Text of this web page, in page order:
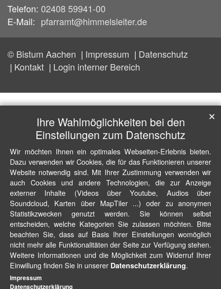
Telefon: 02408 59941-00
E-Mail: pfarramt@himmelsleiter.de
© Bistum Aachen Impressum
Datenschutz
Kontakt
Login interner Bereich
Ihre Wahlmöglichkeiten bei den
Einstellungen zum Datenschutz
Wir möchten Ihnen ein optimales Webseiten-Erlebnis bieten.
Dazu verwenden wir Cookies, die für das Funktionieren unserer
Website notwendig sind. Mit Ihrer Zustimmung verwenden wir
auch Cookies und andere Technologien, die zur Anzeige
externer Inhalte (Videos über Youtube, Audios über
Soundcloud, Karten über MapTiler ...) oder zu anonymen
Statistikzwecken genutzt werden. Sie können selbst
entscheiden, welche Kategorien Sie zulassen möchten. Bitte
beachten Sie, dass auf Basis Ihrer Einstellungen womöglich
nicht mehr alle Funktionalitäten der Seite zur Verfügung stehen.
Weitere Informationen und die Möglichkeit zum Widerruf Ihrer
Einwillung finden Sie in unserer Datenschutzerklärung.
✕
Impressum
Datenschutzerklärung